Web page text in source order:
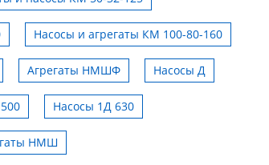
Насосы и агрегаты КМ 100-80-160
Агрегаты НМШФ Насосы Д
Насосы 1Д 630
НМШ